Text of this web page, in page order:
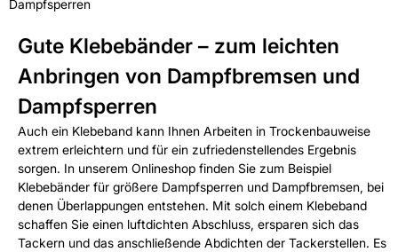
Dampfsperren
Gute Klebebänder – zum leichten
Anbringen von Dampfbremsen und
Dampfsperren
Auch ein Klebeband kann Ihnen Arbeiten in Trockenbauweise
extrem erleichtern und für ein zufriedenstellendes Ergebnis
sorgen. In unserem Onlineshop finden Sie zum Beispiel
Klebebänder für größere Dampfsperren und Dampfbremsen, bei
denen Überlappungen entstehen. Mit solch einem Klebeband
schaffen Sie einen luftdichten Abschluss, ersparen sich das
Tackern und das anschließende Abdichten der Tackerstellen. Es